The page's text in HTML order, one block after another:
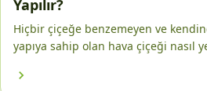
Yapılır?
Hiçbir çiçeğe benzemeyen ve
yapıya sahip olan hava çiçeği nasıl